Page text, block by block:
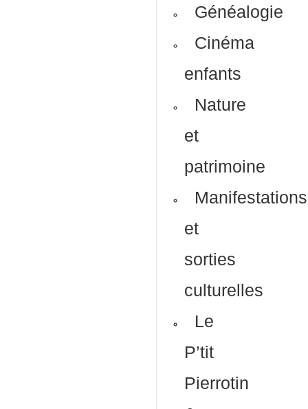
Généalogie
Cinéma
enfants
Nature
et
patrimoine
Manifestations
et
sorties
culturelles
Le
P’tit
Pierrotin